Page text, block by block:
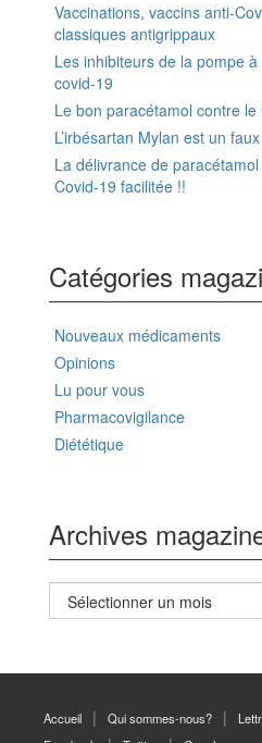
Vaccinations, vaccins anti-
classiques antigrippaux
Les inhibiteurs de la pompe
covid-19
Le bon paracétamol contre le
L’irbésartan Mylan est un
La délivrance de
Covid-19 facilitée !!
Catégories
Nouveaux médicaments
Opinions
Lu pour vous
Pharmacovigilance
Diététique
Archives
Archives
magazine
Accueil Qui sommes-nous?